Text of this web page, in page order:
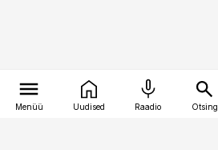
Menüü Uudised Raadio Otsing